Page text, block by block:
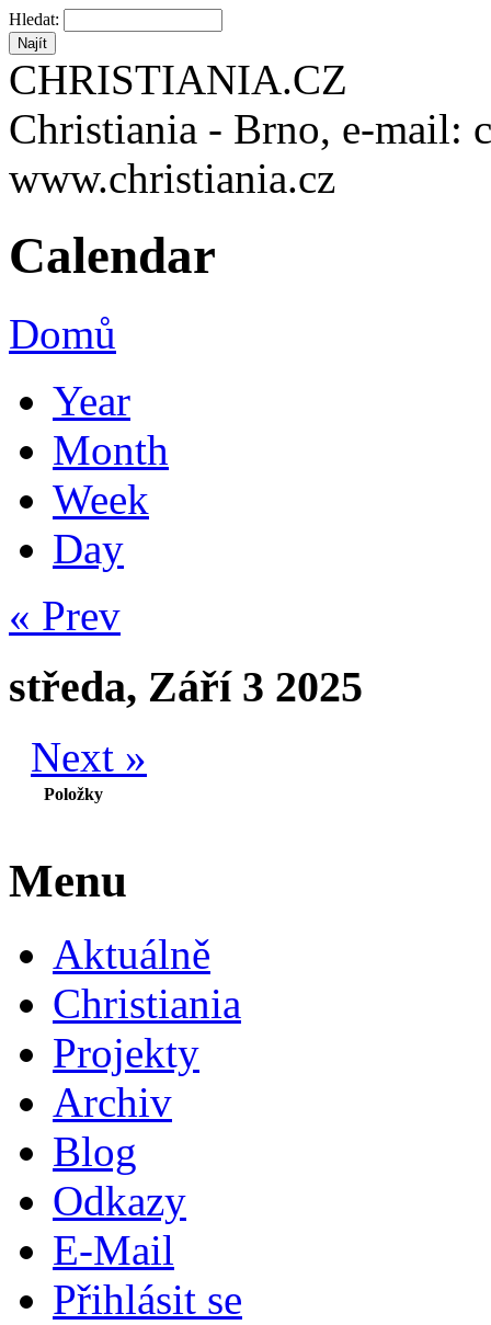
Hledat:
CHRISTIANIA.CZ
Christiania - Brno, e-mail:
www.christiania.cz
Calendar
Domů
Year
Month
Week
Day
« Prev
středa, Září 3 2025
Next »
Položky
Menu
Aktuálně
Christiania
Projekty
Archiv
Blog
Odkazy
E-Mail
Přihlásit se